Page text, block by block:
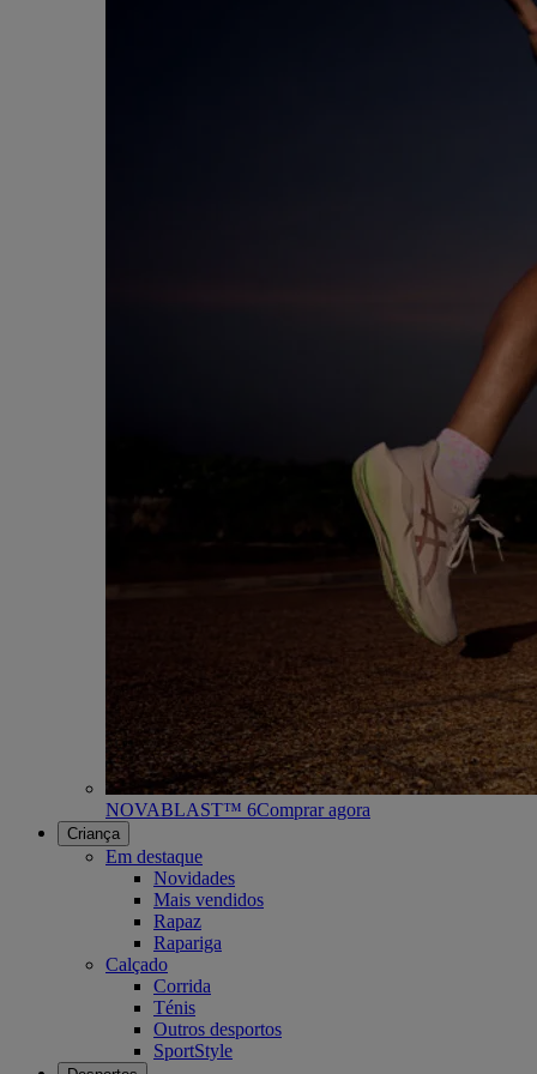
NOVABLAST™ 6Comprar agora
Criança
Em destaque
Novidades
Mais vendidos
Rapaz
Rapariga
Calçado
Corrida
Ténis
Outros desportos
SportStyle